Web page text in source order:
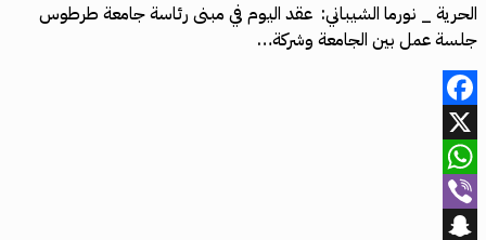
الحرية _ نورما الشيباني: عقد اليوم في مبنى رئاسة جامعة طرطوس
جلسة عمل بين الجامعة وشركة…
Facebook
X
WhatsApp
Viber